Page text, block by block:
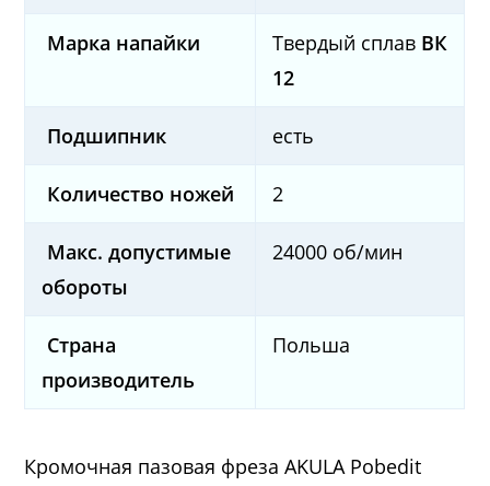
Марка напайки Твердый сплав ВК
12
Подшипник есть
Количество ножей 2
Макс. допустимые
обороты
24000 об/мин
Страна
производитель
Польша
Кромочная пазовая фреза AKULA Pobedit